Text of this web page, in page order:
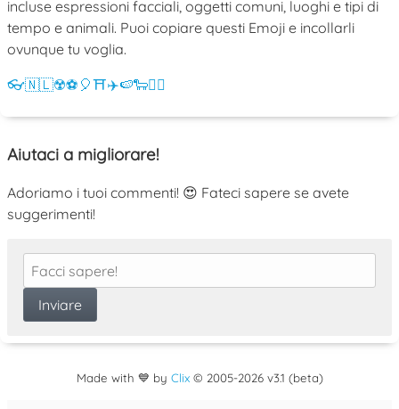
incluse espressioni facciali, oggetti comuni, luoghi e tipi di
tempo e animali. Puoi copiare questi Emoji e incollarli
ovunque tu voglia.
👓🇳🇱☢️⚽ 🎈⛩️✈️🍉🐑💁‍♀️
Aiutaci a migliorare!
Adoriamo i tuoi commenti! 😍 Fateci sapere se avete
suggerimenti!
Made with 💙 by Clix© 2005-2026 v3.1 (beta)